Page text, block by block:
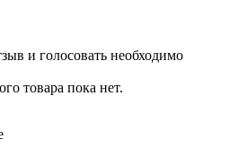
и голосовать необходимо
товара пока нет.